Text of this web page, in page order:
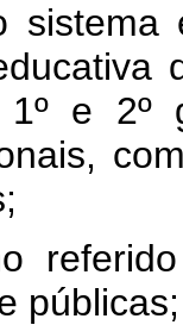
1º e 2º
públicas;